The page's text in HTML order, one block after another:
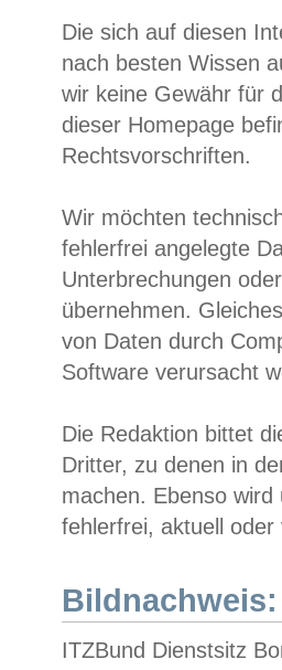
Die sich auf diesen
nach besten Wissen
wir keine Gewähr für
dieser Homepage
Rechtsvorschriften.
Wir möchten
fehlerfrei angelegte
Unterbrechungen
übernehmen.
von Daten durch
Software verursacht
Die Redaktion bittet
Dritter, zu denen in
machen. Ebenso
fehlerfrei, aktuell oder
Bildnachweis:
ITZBund Dienstsitz